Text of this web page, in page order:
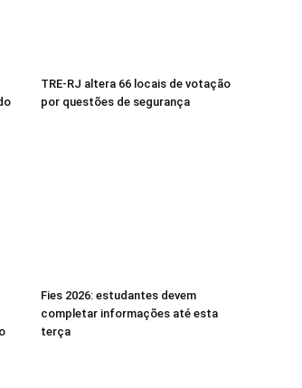
TRE-RJ altera 66 locais de votação
por questões de segurança
Fies 2026: estudantes devem
completar informações até esta
terça